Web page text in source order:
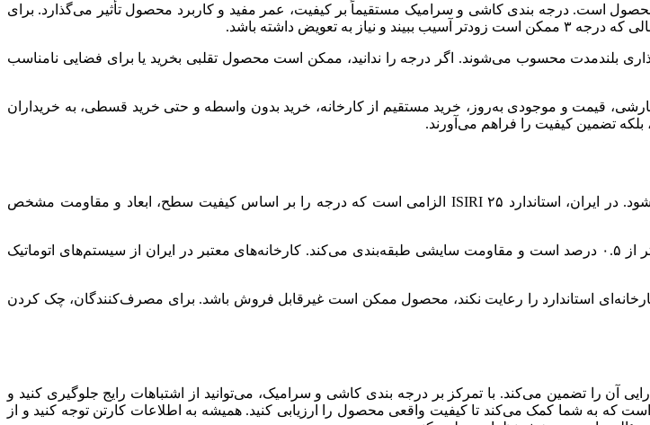
است. درجه بندی کاشی و سرامیک مستقیماً بر کیفیت، عمر مفید و کاربرد محصول تأثیر می‌گذارد. برای
بلندمدت محسوب می‌شوند. اگر درجه را ندانید، ممکن است محصول تقلبی بخرید یا برای فضایی نامناسب
قیمت و موجودی به‌روز، خرید مستقیم از کارخانه، خرید بدون واسطه و حتی خرید قسطی، به خریداران
بلکه تضمین کیفیت را فراهم می‌آورند.
استانداردهای کارخانه‌ای برای درج درجه کاشی بر اساس مقررات ملی و بین‌المللی تعیین می‌شود. در ایران، استاندارد ISIRI ۲۵ الزامی است که درجه را بر اساس کیفیت سطح، ابعاد و مقاومت مشخص
در سطح جهانی، استاندارد ISO 13006 درجه را بر اساس جذب آب که برای پرسلان با جذب کمتر از ۰.۵ درصد است و مقاومت سایشی طبقه‌بندی می‌کند. کارخانه‌های معتبر در ایران از سیستم‌های اتوماتیک
استاندارد را رعایت نکند، محصول ممکن است غیرقابل فروش باشد. برای مصرف‌کنندگان، چک کردن
آن را تضمین می‌کند. با تمرکز بر درجه بندی کاشی و سرامیک، می‌توانید از اشتباهات رایج جلوگیری کنید و
به شما کمک می‌کند تا کیفیت واقعی محصول را ارزیابی کنید. همیشه به اطلاعات کارتن توجه کنید و از